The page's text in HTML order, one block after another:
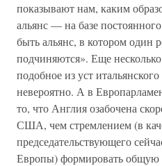
показывают нам, каким
альянс — на базе
быть альянс, в котором один
подчиняются». Еще
подобное из уст
невероятно. А в
то, что Англия озабочена
США, чем стремлением (в
председательствующего
Европы) формировать общую